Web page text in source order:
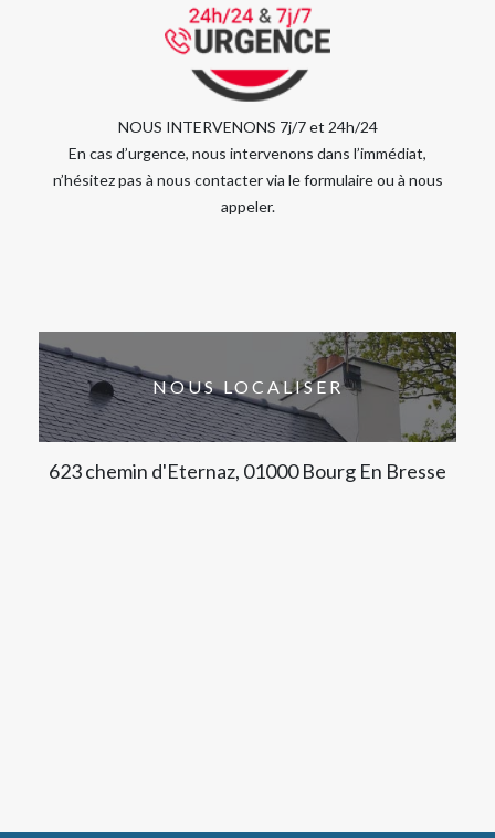
NOUS INTERVENONS 7j/7 et 24h/24
En cas d’urgence, nous intervenons dans l’immédiat,
n’hésitez pas à nous contacter via le formulaire ou à nous
appeler.
NOUS LOCALISER
623 chemin d'Eternaz, 01000 Bourg En Bresse